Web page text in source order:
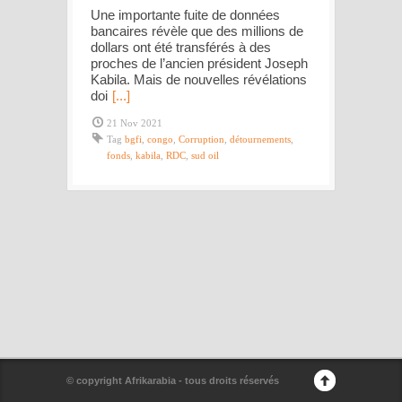
Une importante fuite de données
bancaires révèle que des millions de
dollars ont été transférés à des
proches de l’ancien président Joseph
Kabila. Mais de nouvelles révélations
doi [...]
21 Nov 2021
Tag bgfi congo Corruption détournements
fonds kabila RDC sud oil
© copyright Afrikarabia - tous droits réservés